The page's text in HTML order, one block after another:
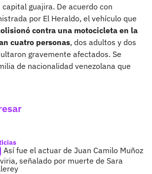
guajira. De acuerdo con
por El Heraldo, el vehículo que
contra una motocicleta en la
cuatro personas, dos adultos y dos
gravemente afectados. Se
de nacionalidad venezolana que
Así fue el actuar de Juan Camilo Muñoz
señalado por muerte de Sara